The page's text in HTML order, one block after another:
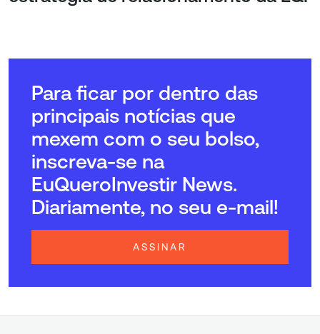
Para ficar por dentro das
principais notícias que
mexem com o seu bolso,
inscreva-se na
EuQueroInvestir News.
Diariamente, no seu e-mail!
ASSINAR